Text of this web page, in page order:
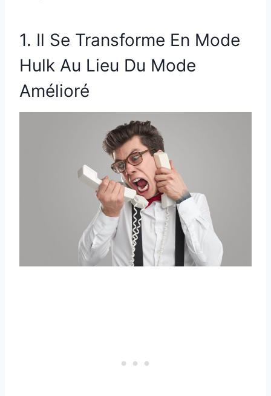
1. Il Se Transforme En Mode
Hulk Au Lieu Du Mode
Amélioré